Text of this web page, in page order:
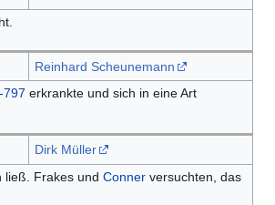
Reinhard Scheunemann
797 erkrankte und sich in eine Art
Dirk Müller
ließ. Frakes und Connerversuchten, das